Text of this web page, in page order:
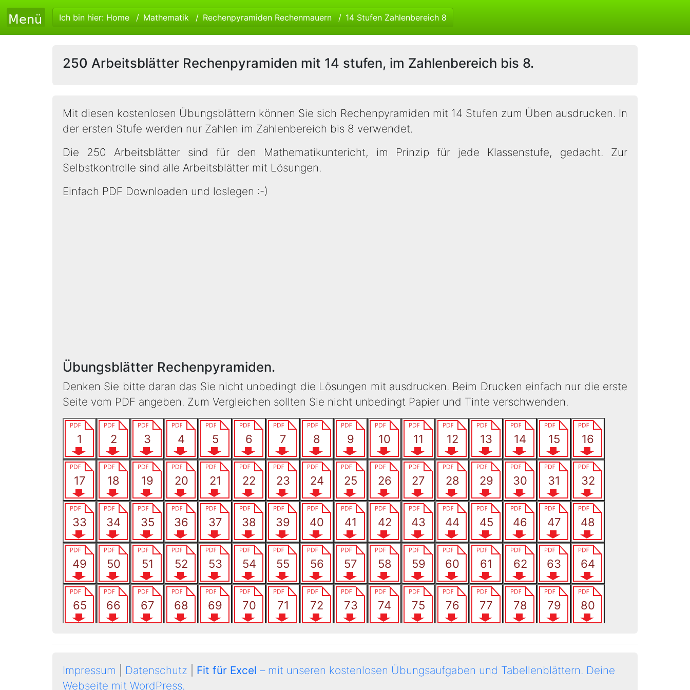
Ich bin hier: Home Mathematik Rechenpyramiden Rechenmauern 14 Stufen Zahlenbereich 8
250 Arbeitsblätter Rechenpyramiden mit 14 stufen, im Zahlenbereich bis 8.
Mit diesen kostenlosen Übungsblättern können Sie sich Rechenpyramiden mit 14 Stufen zum Üben ausdrucken. In
der ersten Stufe werden nur Zahlen im Zahlenbereich bis 8 verwendet.
Die 250 Arbeitsblätter sind für den Mathematikuntericht, im Prinzip für jede Klassenstufe, gedacht. Zur
Selbstkontrolle sind alle Arbeitsblätter mit Lösungen.
Einfach PDF Downloaden und loslegen :-)
Übungsblätter Rechenpyramiden.
Denken Sie bitte daran das Sie nicht unbedingt die Lösungen mit ausdrucken. Beim Drucken einfach nur die erste
Seite vom PDF angeben. Zum Vergleichen sollten Sie nicht unbedingt Papier und Tinte verschwenden.
Impressum Datenschutz Fit für Excel – mit unseren kostenlosen Übungsaufgaben und Tabellenblättern. Deine
Webseite mit WordPress.